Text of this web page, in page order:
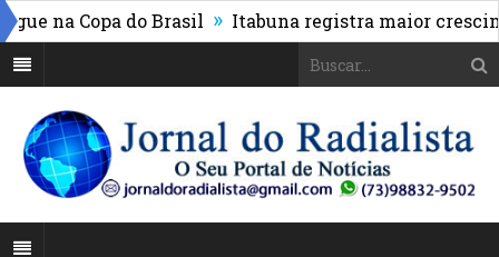
Copa do Brasil » Itabuna registra maior